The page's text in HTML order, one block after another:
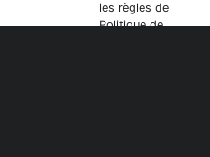
les règles de
Politique de